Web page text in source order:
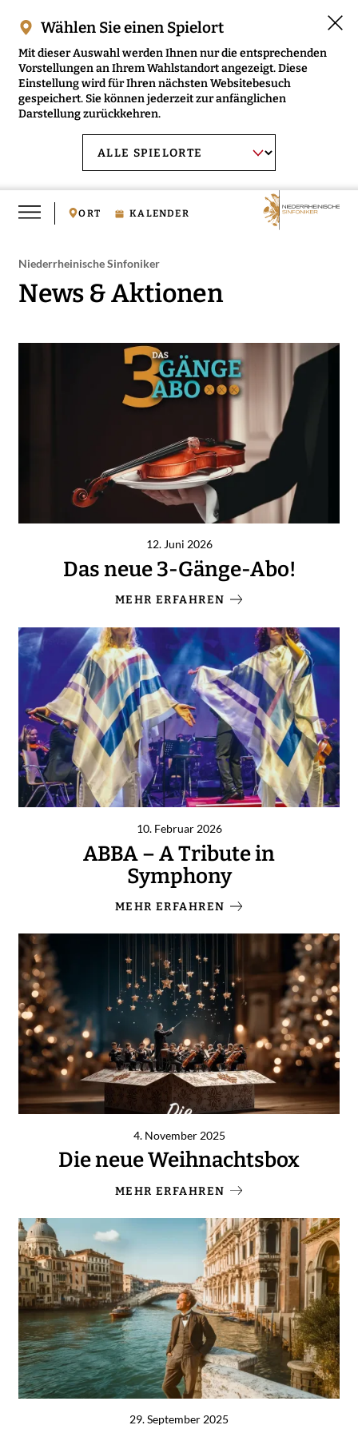
ORT KALENDER
Wählen Sie einen Spielort
Mit dieser Auswahl werden Ihnen nur die entsprechenden
Vorstellungen an Ihrem Wahlstandort angezeigt. Diese
Einstellung wird für Ihren nächsten Websitebesuch
gespeichert. Sie können jederzeit zur anfänglichen
Darstellung zurückkehren.
wählen:
NIEDERRHEINISCHE SINFONIKER ÖFFNEN
MEDIEN ÖFFNEN
Niederrheinische Sinfoniker
News & Aktionen
12. Juni 2026
Das neue 3-Gänge-Abo!
MEHR ERFAHREN
10. Februar 2026
ABBA – A Tribute in
Symphony
MEHR ERFAHREN
4. November 2025
Die neue Weihnachtsbox
MEHR ERFAHREN
29. September 2025